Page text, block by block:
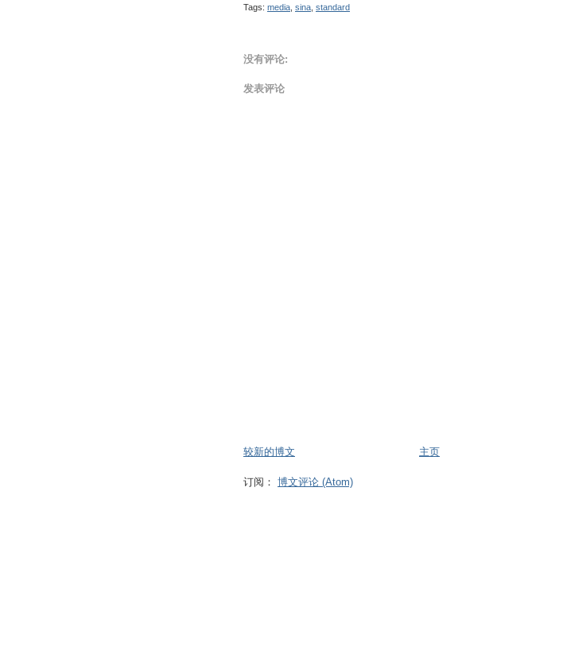
Tags: media sina standard
没有评论:
发表评论
较新的博文 主页
订阅： 博文评论 (Atom)